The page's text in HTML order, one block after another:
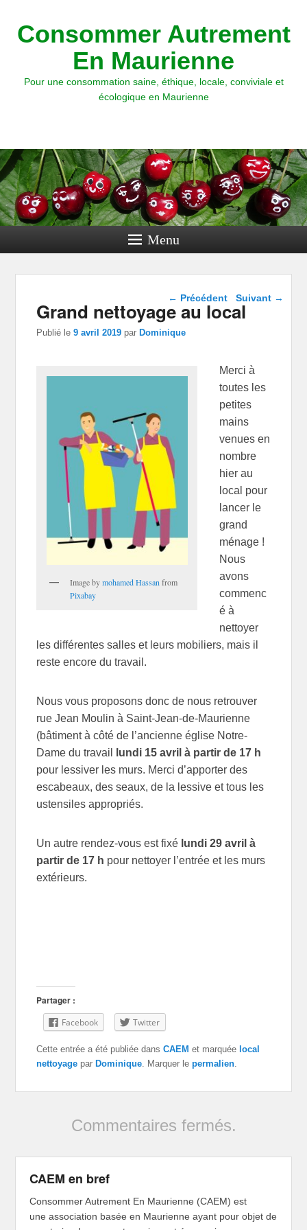
Consommer Autrement
En Maurienne
Pour une consommation saine, éthique, locale, conviviale et
écologique en Maurienne
Menu
Navigation dans les
← Précédent Suivant →
Grand nettoyage au local
Publié le9 avril 2019 parDominique
Image bymohamed Hassan from
Pixabay
Merci à
toutes les
petites
mains
venues en
nombre
hier au
local pour
lancer le
grand
ménage !
Nous
avons
commenc
é à
nettoyer
les différentes salles et leurs mobiliers, mais il
reste encore du travail.
Nous vous proposons donc de nous retrouver
rue Jean Moulin à Saint-Jean-de-Maurienne
(bâtiment à côté de l’ancienne église Notre-
Dame du travail
lundi 15 avril à partir de 17 h
pour lessiver les murs. Merci d’apporter des
escabeaux, des seaux, de la lessive et tous les
ustensiles appropriés.
Un autre rendez-vous est fixé lundi 29 avril à
partir de 17 h pour nettoyer l’entrée et les murs
extérieurs.
Partager :
Facebook Twitter
Cette entrée a été publiée dansCAEM et marquée local
nettoyage par Dominique . Marquer lepermalien
Commentaires fermés.
CAEM en bref
Consommer Autrement En Maurienne (CAEM) est
une association basée en Maurienne ayant pour objet de